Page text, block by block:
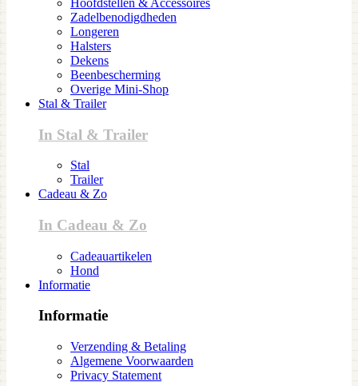
Zadelbenodigdheden
Longeren
Halsters
Dekens
Beenbescherming
Overige Mini-Shop
Stal & Trailer
In Stal & Trailer
Stal
Trailer
Cadeau & Zo
In Cadeau & Zo
Cadeauartikelen
Hond
Informatie
Informatie
Verzending & Betaling
Algemene Voorwaarden
Privacy Statement